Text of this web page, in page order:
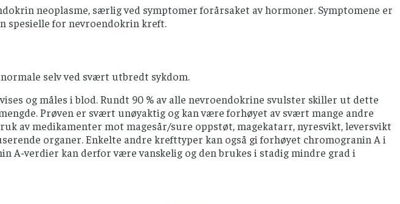
neoplasme, særlig ved symptomer forårsaket av hormoner. Symptomene er
spesielle for nevroendokrin kreft.
selv ved svært utbredt sykdom.
og måles i blod. Rundt 90 % av alle nevroendokrine svulster skiller ut dette
Prøven er svært unøyaktig og kan være forhøyet av svært mange andre
av medikamenter mot magesår/sure oppstøt, magekatarr, nyresvikt, leversvikt
organer. Enkelte andre krefttyper kan også gi forhøyet chromogranin A i
A-verdier kan derfor være vanskelig og den brukes i stadig mindre grad i